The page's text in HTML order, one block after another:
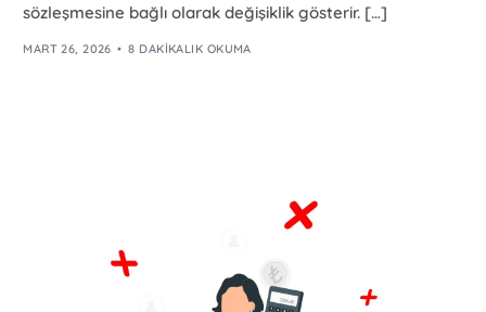
sözleşmesine bağlı olarak değişiklik gösterir. […]
MART 26, 2026 8 DAKIKALIK OKUMA